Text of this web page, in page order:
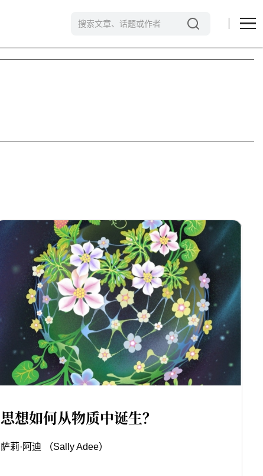
思想如何从物质中诞生？
萨莉·阿迪 （Sally Adee）